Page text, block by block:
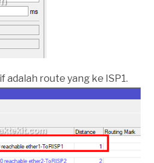
route yang ke ISP1.